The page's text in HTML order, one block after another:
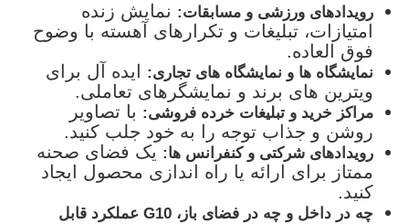
رویدادهای ورزشی و مسابقات: نمایش زنده
امتیازات، تبلیغات و تکرارهای آهسته با وضوح
فوق العاده.
نمایشگاه ها و نمایشگاه های تجاری:
ایده آل برای
ویترین های برند و نمایشگرهای تعاملی.
مراکز خرید و تبلیغات خرده فروشی: با تصاویر
روشن و جذاب توجه را به خود جلب کنید.
رویدادهای شرکتی و کنفرانس ها: یک فضای صحنه
ممتاز برای ارائه یا راه اندازی محصول ایجاد
کنید.
چه در داخل و چه در فضای باز، G10 عملکرد قابل